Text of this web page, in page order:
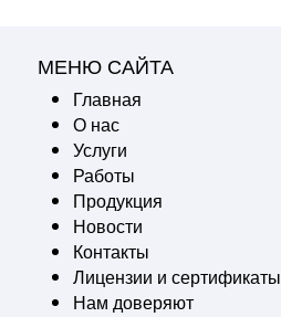
МЕНЮ САЙТА
Главная
О нас
Услуги
Работы
Продукция
Новости
Контакты
Лицензии и сертификаты
Нам доверяют